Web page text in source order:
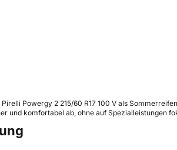
Powergy 2 215/60 R17 100 V als
und komfortabel ab, ohne auf Spezialleistungen